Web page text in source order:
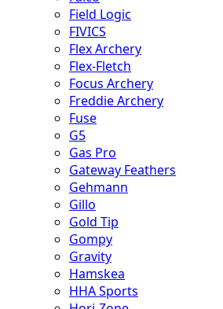
Field Logic
FIVICS
Flex Archery
Flex-Fletch
Focus Archery
Freddie Archery
Fuse
G5
Gas Pro
Gateway Feathers
Gehmann
Gillo
Gold Tip
Gompy
Gravity
Hamskea
HHA Sports